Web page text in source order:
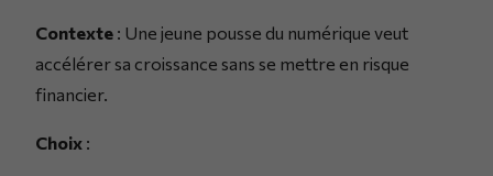
Contexte : Une jeune pousse du numérique veut
accélérer sa croissance sans se mettre en risque
financier.
Choix :